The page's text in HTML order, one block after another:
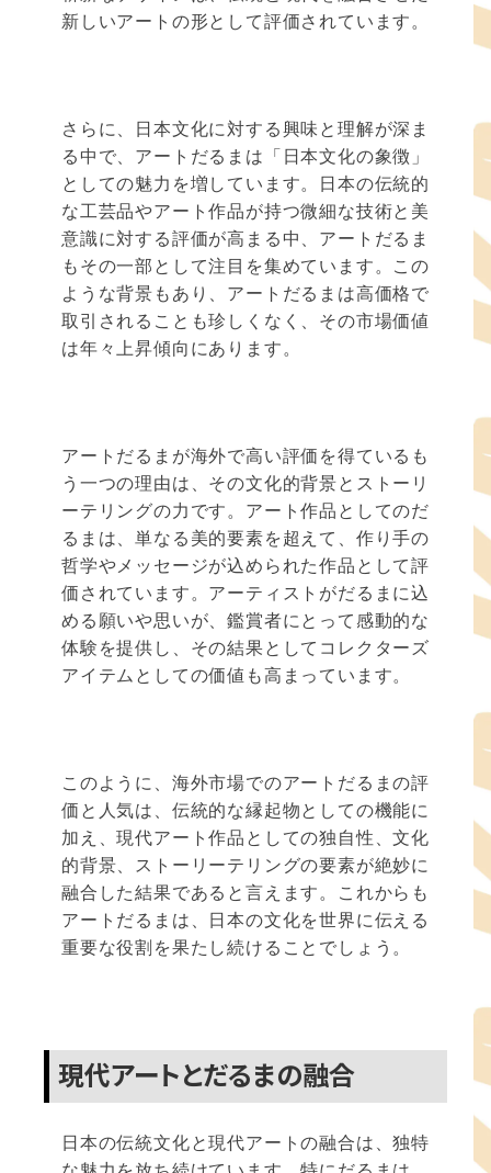
新しいアートの形として評価されています。
さらに、日本文化に対する興味と理解が深ま
る中で、アートだるまは「日本文化の象徴」
としての魅力を増しています。日本の伝統的
な工芸品やアート作品が持つ微細な技術と美
意識に対する評価が高まる中、アートだるま
もその一部として注目を集めています。この
ような背景もあり、アートだるまは高価格で
取引されることも珍しくなく、その市場価値
は年々上昇傾向にあります。
アートだるまが海外で高い評価を得ているも
う一つの理由は、その文化的背景とストーリ
ーテリングの力です。アート作品としてのだ
るまは、単なる美的要素を超えて、作り手の
哲学やメッセージが込められた作品として評
価されています。アーティストがだるまに込
める願いや思いが、鑑賞者にとって感動的な
体験を提供し、その結果としてコレクターズ
アイテムとしての価値も高まっています。
このように、海外市場でのアートだるまの評
価と人気は、伝統的な縁起物としての機能に
加え、現代アート作品としての独自性、文化
的背景、ストーリーテリングの要素が絶妙に
融合した結果であると言えます。これからも
アートだるまは、日本の文化を世界に伝える
重要な役割を果たし続けることでしょう。
現代アートとだるまの融合
日本の伝統文化と現代アートの融合は、独特